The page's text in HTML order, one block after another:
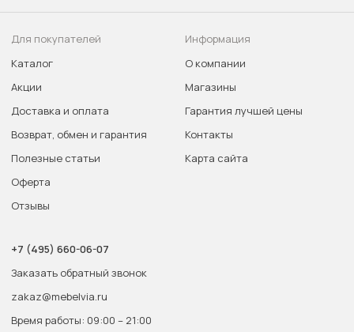
Для покупателей
Каталог
Акции
Доставка и оплата
Возврат, обмен и гарантия
Полезные статьи
Оферта
Отзывы
Информация
О компании
Магазины
Гарантия лучшей цены
Контакты
Карта сайта
+7 (495) 660-06-07
Заказать обратный звонок
zakaz@mebelvia.ru
Время работы: 09:00 – 21:00